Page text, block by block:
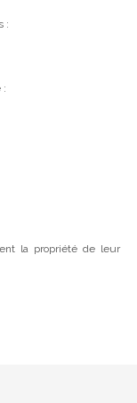
:
:
la propriété de leur